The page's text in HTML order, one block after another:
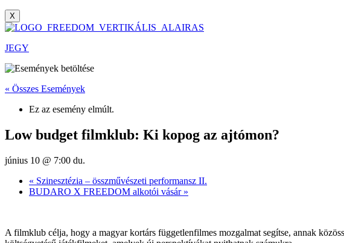
X
JEGY
« Összes Események
Ez az esemény elmúlt.
Low budget filmklub: Ki kopog az ajtómon?
június 10 @ 7:00 du.
« Szinesztézia – összművészeti performansz II.
BUDARO X FREEDOM alkotói vásár »
A filmklub célja, hogy a magyar kortárs függetlenfilmes mozgalmat segítse, annak